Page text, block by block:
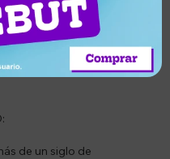
de un siglo de